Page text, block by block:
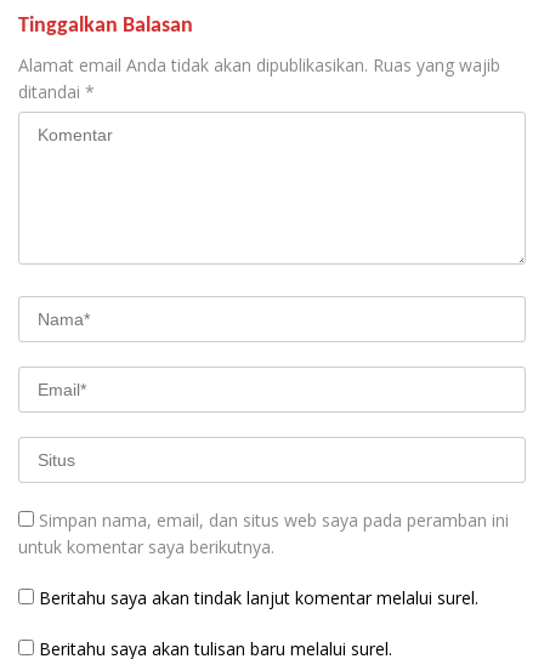
Tinggalkan Balasan
Alamat email Anda tidak akan dipublikasikan. Ruas yang wajib
ditandai *
Simpan nama, email, dan situs web saya pada peramban ini
untuk komentar saya berikutnya.
Beritahu saya akan tindak lanjut komentar melalui surel.
Beritahu saya akan tulisan baru melalui surel.